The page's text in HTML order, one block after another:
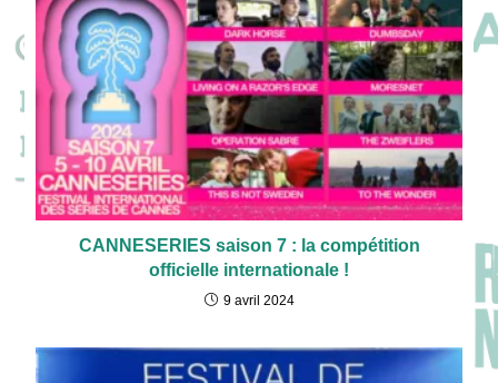
CANNESERIES saison 7 : la compétition
officielle internationale !
9 avril 2024